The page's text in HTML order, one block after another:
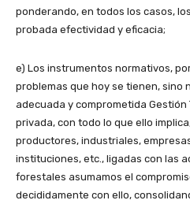
ponderando, en todos los casos,
probada efectividad y eficacia;
e) Los instrumentos normativos,
problemas que hoy se tienen, sino
adecuada y comprometida
privada, con todo lo que ello
productores, industriales,
instituciones, etc., ligadas con las
forestales asumamos el
decididamente con ello,